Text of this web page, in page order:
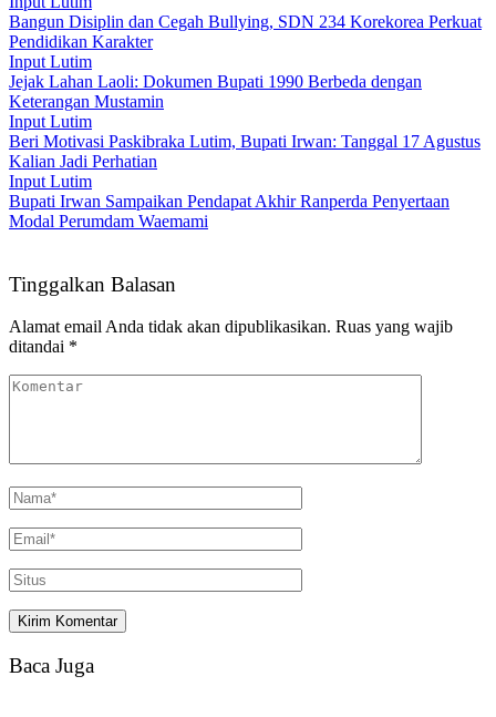
Bangun Disiplin dan Cegah Bullying, SDN 234 Korekorea Perkuat
Pendidikan Karakter
Input Lutim
Jejak Lahan Laoli: Dokumen Bupati 1990 Berbeda dengan
Keterangan Mustamin
Input Lutim
Beri Motivasi Paskibraka Lutim, Bupati Irwan: Tanggal 17 Agustus
Kalian Jadi Perhatian
Input Lutim
Bupati Irwan Sampaikan Pendapat Akhir Ranperda Penyertaan
Modal Perumdam Waemami
Tinggalkan Balasan
Alamat email Anda tidak akan dipublikasikan. Ruas yang wajib
ditandai *
Baca Juga